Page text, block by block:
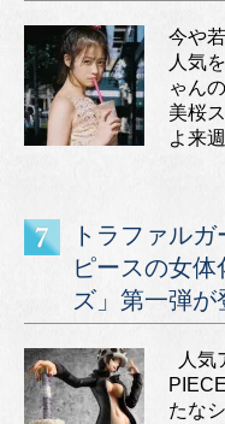
今や
人気
ゃん
美桜
よ来
トラファル
ピースの女
ズ」第一弾が
人気
たな